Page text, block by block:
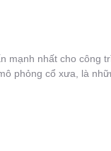
mạnh nhất cho công
phỏng cổ xưa, là